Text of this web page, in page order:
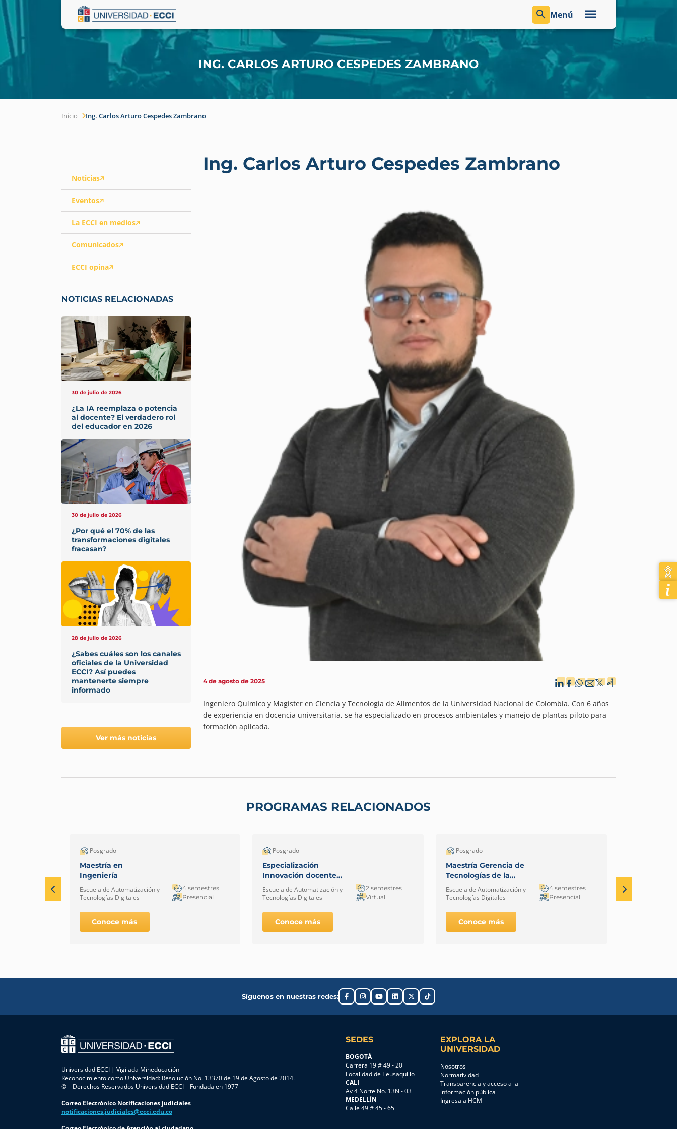
Menú
ING. CARLOS ARTURO CESPEDES ZAMBRANO
Inicio Ing. Carlos Arturo Cespedes Zambrano
Noticias
Eventos
La ECCI en medios
Comunicados
ECCI opina
NOTICIAS RELACIONADAS
30 de julio de 2026
¿La IA reemplaza o potencia
al docente? El verdadero rol
del educador en 2026
30 de julio de 2026
¿Por qué el 70% de las
transformaciones digitales
fracasan?
28 de julio de 2026
¿Sabes cuáles son los canales
oficiales de la Universidad
ECCI? Así puedes
mantenerte siempre
informado
Ver más noticias
Ing. Carlos Arturo Cespedes Zambrano
4 de agosto de 2025
Ingeniero Químico y Magíster en Ciencia y Tecnología de Alimentos de la Universidad Nacional de Colombia. Con 6 años
de experiencia en docencia universitaria, se ha especializado en procesos ambientales y manejo de plantas piloto para
formación aplicada.
PROGRAMAS RELACIONADOS
Posgrado
Maestría en
Ingeniería
Escuela de Automatización y
Tecnologías Digitales
4 semestres
Presencial
Conoce más
Posgrado
Especialización
Innovación docente
mediada por TIC –
Virtual
Escuela de Automatización y
Tecnologías Digitales
2 semestres
Virtual
Conoce más
Posgrado
Maestría Gerencia de
Tecnologías de la
Información y
Comunicación TIC
Escuela de Automatización y
Tecnologías Digitales
4 semestres
Presencial
Conoce más
Síguenos en nuestras redes:
Universidad ECCI | Vigilada Mineducación
Reconocimiento como Universidad: Resolución No. 13370 de 19 de Agosto de 2014.
© – Derechos Reservados Universidad ECCI – Fundada en 1977
Correo Electrónico Notificaciones judiciales
notificaciones.judiciales@ecci.edu.co
SEDES
BOGOTÁ
Carrera 19 # 49 - 20
Localidad de Teusaquillo
CALI
Av 4 Norte No. 13N - 03
MEDELLÍN
Calle 49 # 45 - 65
EXPLORA LA
UNIVERSIDAD
Nosotros
Normatividad
Transparencia y acceso a la
información pública
Ingresa a HCM